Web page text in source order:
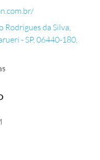
Rodrigues da Silva,
- SP, 06440-180,